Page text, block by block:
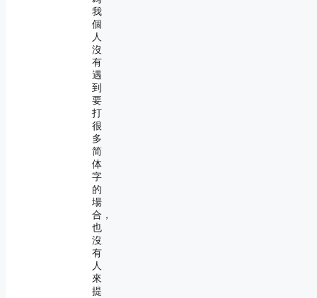
我
個
人
沒
有
遇
到
要
打
很
多
简
体
字
的
場
合，
也
沒
有
人
來
提